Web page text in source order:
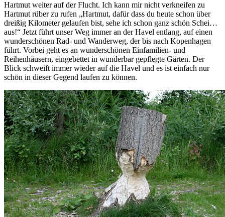
Hartmut weiter auf der Flucht. Ich kann mir nicht verkneifen zu
Hartmut rüber zu rufen „Hartmut, dafür dass du heute schon über
dreißig Kilometer gelaufen bist, sehe ich schon ganz schön Schei…
aus!“ Jetzt führt unser Weg immer an der Havel entlang, auf einen
wunderschönen Rad- und Wanderweg, der bis nach Kopenhagen
führt. Vorbei geht es an wunderschönen Einfamilien- und
Reihenhäusern, eingebettet in wunderbar gepflegte Gärten. Der
Blick schweift immer wieder auf die Havel und es ist einfach nur
schön in dieser Gegend laufen zu können.